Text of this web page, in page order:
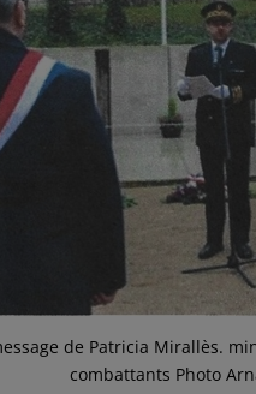
de Patricia Mirallès.
combattants Photo